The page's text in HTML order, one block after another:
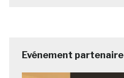
Evénement partenaire